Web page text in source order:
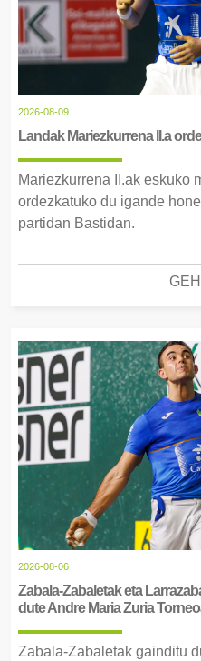
2026-08-09
Landak Mariezkurrena II.a
Mariezkurrena II.ak eskuko
ordezkatuko du igande
partidan Bastidan.
2026-08-06
Zabala-Zabaletak eta
dute Andre Maria Zuria
Zabala-Zabaletak gainditu